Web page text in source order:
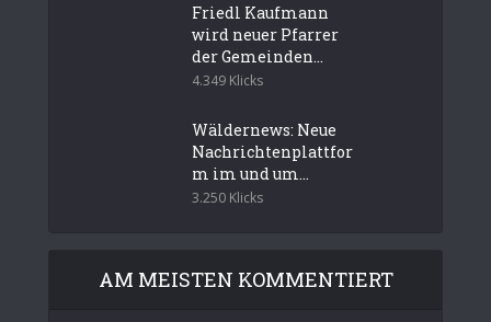
Friedl Kaufmann
wird neuer Pfarrer
der Gemeinden...
4.349 Klicks
Wäldernews: Neue
Nachrichtenplattfor
m im und um...
3.250 Klicks
AM MEISTEN KOMMENTIERT